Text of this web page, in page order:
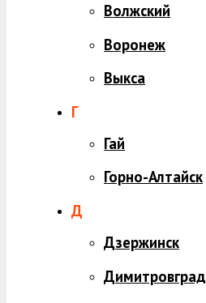
Волжский
Воронеж
Выкса
Г
Гай
Горно-Алтайск
Д
Дзержинск
Димитровград